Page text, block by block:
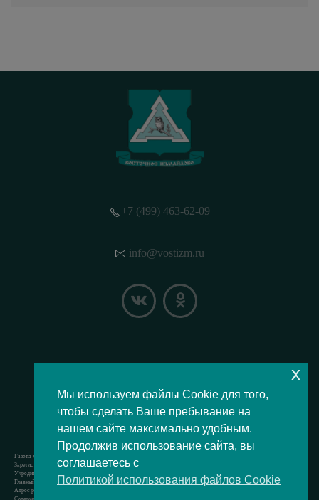
+7 (499) 463-62-09
info@vostizm.ru
Газета муниципального округа Восточное Измайлово.
Зарегистрировано Роскомнадзором свидетельство Эл № ФС77-73364 от 24.07.2018 г.
Учредитель — аппарат Совета депутатов муниципального округа Восточное Измайлово.
Главный редактор — Кочерёжкин Н.А.
Адрес редакции: 105077, г. Москва, Измайловский бульвар, д. 50. т. +74994636209
Содержит материал возрастной категории 12+
Мы используем файлы Cookie для того,
чтобы сделать Ваше пребывание на
нашем сайте максимально удобным.
Продолжив использование сайта, вы
соглашаетесь с
Политикой использования файлов Cookie
x